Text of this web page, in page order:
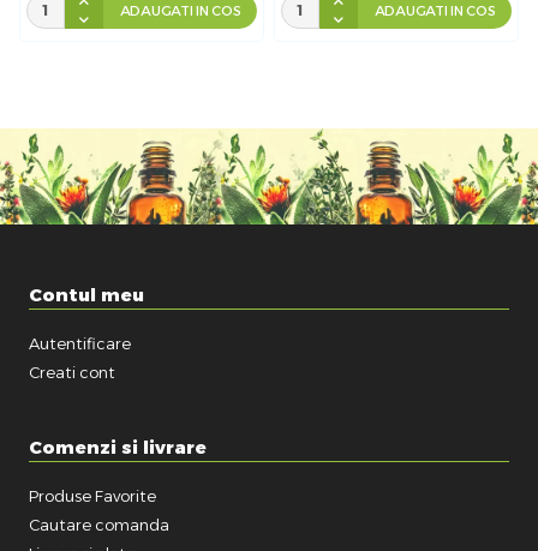
ADAUGATI IN COS ADAUGATI IN COS
Contul meu
Autentificare
Creati cont
Comenzi si livrare
Produse Favorite
Cautare comanda